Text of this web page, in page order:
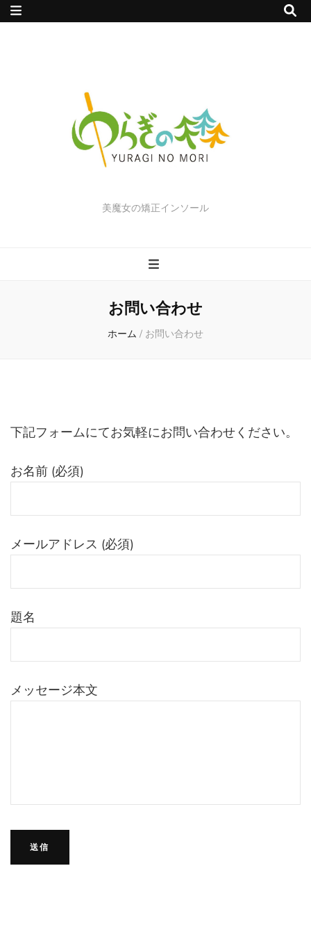
美魔女の矯正インソール
お問い合わせ
ホーム / お問い合わせ
下記フォームにてお気軽にお問い合わせください。
お名前 (必須)
メールアドレス (必須)
題名
メッセージ本文